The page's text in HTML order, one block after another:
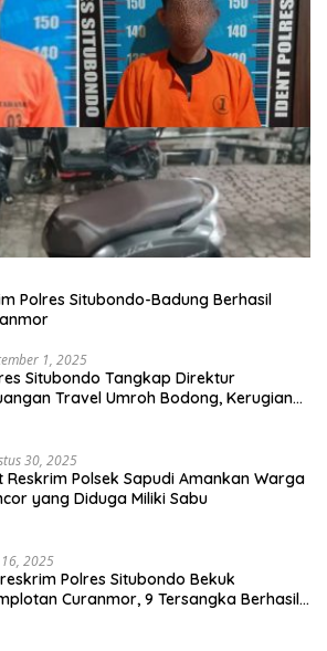
Polres Situbondo-Badung Berhasil
1, 2025
Situbondo Tangkap Direktur
Travel Umroh Bodong, Kerugian
30, 2025
Reskrim Polsek Sapudi Amankan Warga
yang Diduga Miliki Sabu
2025
Polres Situbondo Bekuk
Curanmor, 9 Tersangka Berhasil